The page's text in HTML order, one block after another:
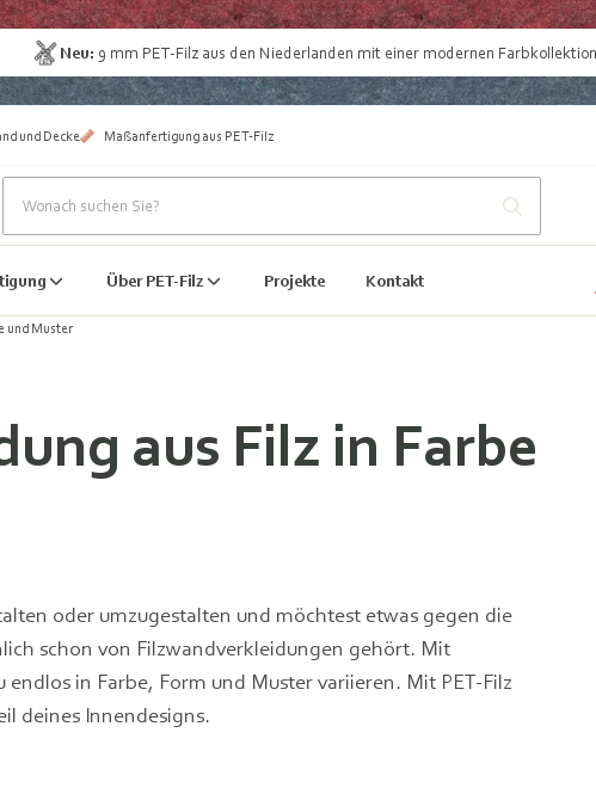
Neu: 9 mm PET-Filz aus den Niederlanden mit einer modernen Farbkollektion
und Decke Maßanfertigung aus PET-Filz
Über PET-Filz Projekte Kontakt
und Muster
aus Filz in Farbe
oder umzugestalten und möchtest etwas gegen die
schon von Filzwandverkleidungen gehört. Mit
in Farbe, Form und Muster variieren. Mit PET-Filz
deines Innendesigns.